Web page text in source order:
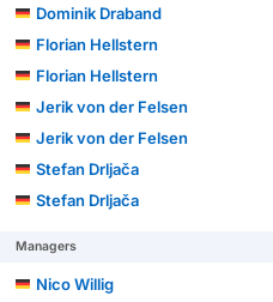
Dominik Draband
Florian Hellstern
Florian Hellstern
Jerik von der Felsen
Jerik von der Felsen
Stefan Drljača
Stefan Drljača
Managers
Nico Willig